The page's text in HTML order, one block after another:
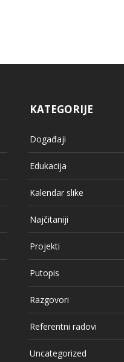
KATEGORIJE
Događaji
Edukacija
Kalendar slike
Najčitaniji
Projekti
Putopis
Razgovori
Referentni radovi
Uncategorized